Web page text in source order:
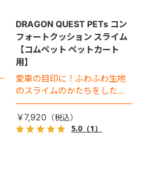
DRAGON QUEST PETs コン
フォートクッション スライム
【コムペット ペットカート
用】
愛車の目印に！ふわふわ生地
のスライムのかたちをした、
あごのせクッション。
￥7,920
5.0（1）